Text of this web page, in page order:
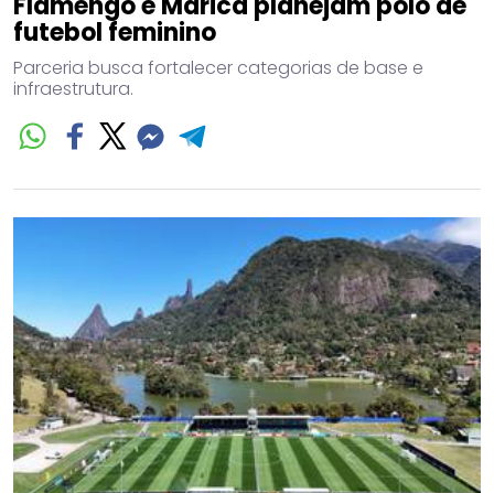
futebol feminino
Parceria busca fortalecer categorias de base e
infraestrutura.